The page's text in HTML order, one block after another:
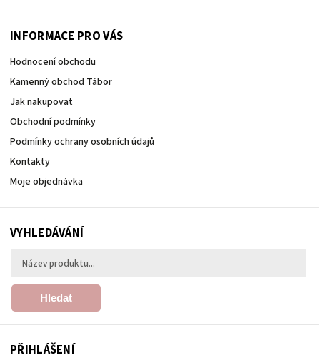
INFORMACE PRO VÁS
Hodnocení obchodu
Kamenný obchod Tábor
Jak nakupovat
Obchodní podmínky
Podmínky ochrany osobních údajů
Kontakty
Moje objednávka
VYHLEDÁVÁNÍ
Hledat
PŘIHLÁŠENÍ